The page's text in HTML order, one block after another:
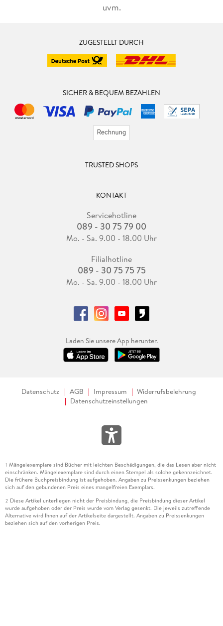
uvm.
ZUGESTELLT DURCH
SICHER & BEQUEM BEZAHLEN
TRUSTED SHOPS
KONTAKT
Servicehotline
089 - 30 75 79 00
Mo. - Sa. 9.00 - 18.00 Uhr
Filialhotline
089 - 30 75 75 75
Mo. - Sa. 9.00 - 18.00 Uhr
Laden Sie unsere App herunter.
Datenschutz AGB Impressum
Widerrufsbelehrung
Datenschutzeinstellungen
1 Mängelexemplare sind Bücher mit leichten Beschädigungen, die das Lesen aber nicht
einschränken. Mängelexemplare sind durch einen Stempel als solche gekennzeichnet.
Die frühere Buchpreisbindung ist aufgehoben. Angaben zu Preissenkungen beziehen
sich auf den gebundenen Preis eines mangelfreien Exemplars.
2 Diese Artikel unterliegen nicht der Preisbindung, die Preisbindung dieser Artikel
wurde aufgehoben oder der Preis wurde vom Verlag gesenkt. Die jeweils zutreffende
Alternative wird Ihnen auf der Artikelseite dargestellt. Angaben zu Preissenkungen
beziehen sich auf den vorherigen Preis.